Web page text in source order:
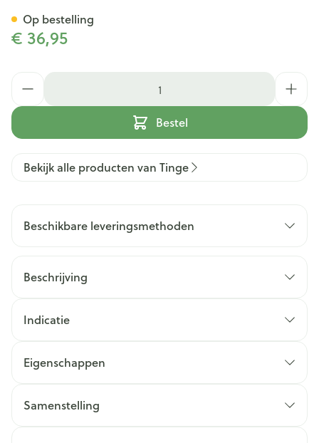
€ 36,95
Bestel
Op bestelling
Bekijk alle producten van Tinge
Beschikbare leveringsmethoden
Beschrijving
Indicatie
Eigenschappen
Samenstelling